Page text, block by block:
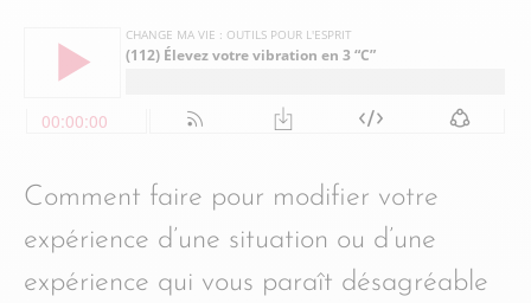
Comment faire pour modifier votre
expérience d’une situation ou d’une
expérience qui vous paraît désagréable